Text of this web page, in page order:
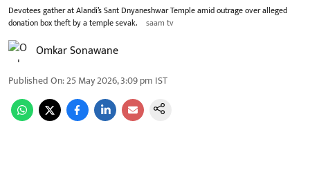
Devotees gather at Alandi’s Sant Dnyaneshwar Temple amid outrage over alleged
donation box theft by a temple sevak.
saam tv
Omkar Sonawane
Published On:25 May 2026, 3:09 pm IST